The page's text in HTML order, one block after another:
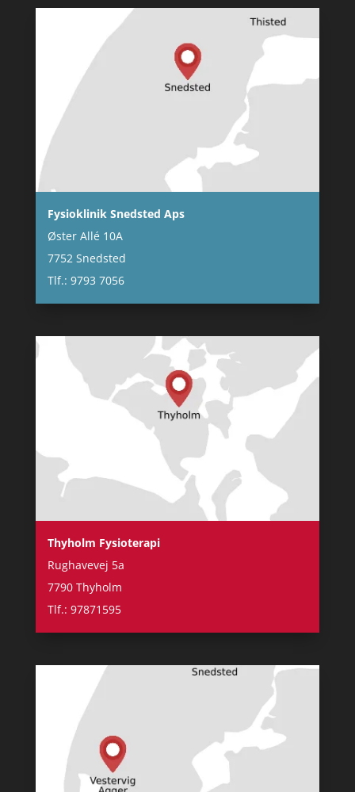
Fysioklinik Snedsted Aps
Øster Allé 10A
7752 Snedsted
Tlf.: 9793 7056
Thyholm Fysioterapi
Rughavevej 5a
7790 Thyholm
Tlf.: 97871595